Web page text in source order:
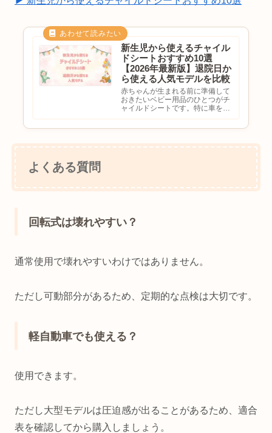
新生児から使えるチャイル
ドシートおすすめ10選
【2026年最新版】退院日か
ら使える人気モデルを比較
赤ちゃんが生まれる前に準備して
おきたいベビー用品のひとつがチ
ャイルドシートです。特に車を利
い？」と悩む方も多いのではない
でしょうか。チャイルドシートは
よくある質問
回転式は壊れやすい？
通常使用で壊れやすいわけではありません。
ただし可動部分があるため、定期的な点検は大切です。
軽自動車でも使える？
使用できます。
ただし大型モデルは圧迫感が出ることがあるため、適合
表を確認してから購入しましょう。